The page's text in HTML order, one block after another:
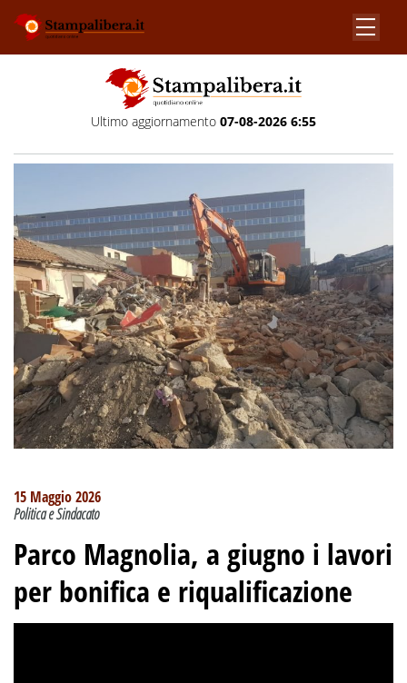
Ultimo aggiornamento 07-08-2026 6:55
15 Maggio 2026
Politica e Sindacato
Parco Magnolia, a giugno i lavori
per bonifica e riqualificazione